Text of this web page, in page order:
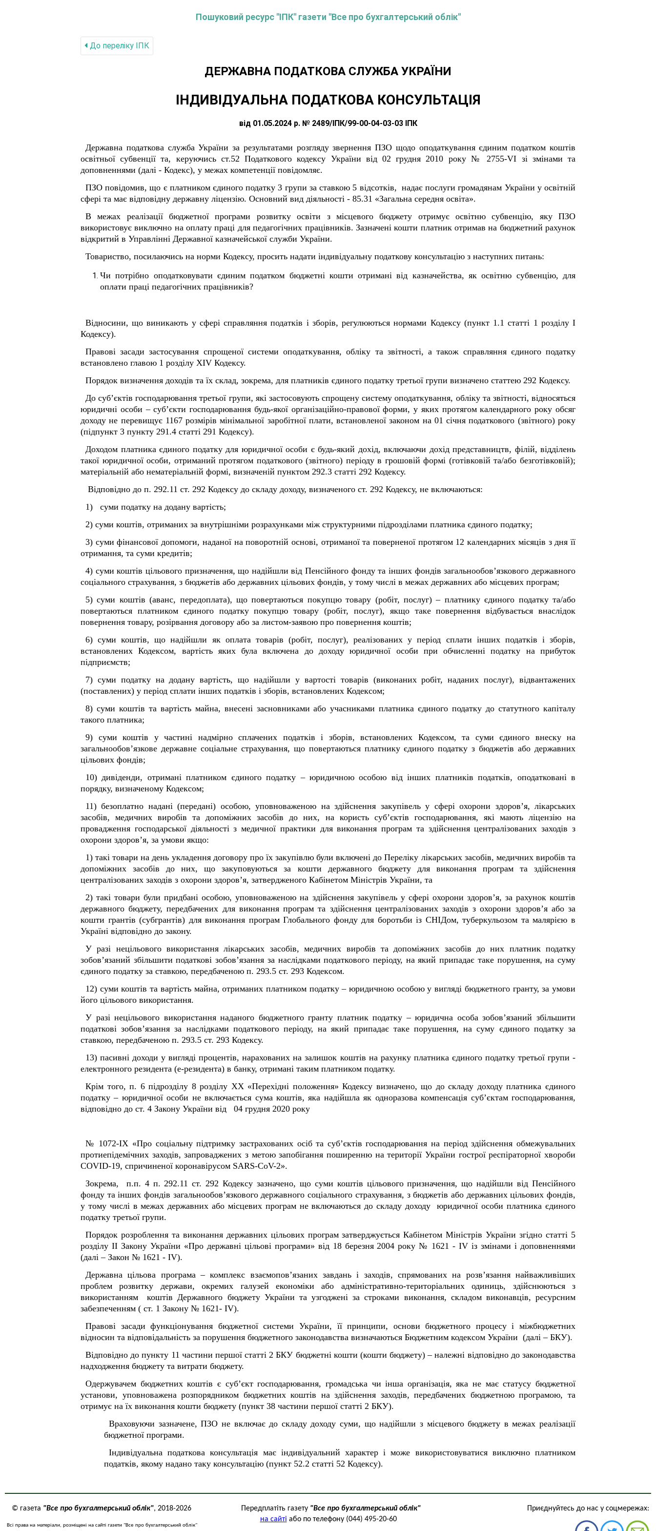
Пошуковий ресурс "ІПК" газети "Все про бухгалтерський облік"
До переліку IПК
ДЕРЖАВНА ПОДАТКОВА СЛУЖБА УКРАЇНИ
ІНДИВІДУАЛЬНА ПОДАТКОВА КОНСУЛЬТАЦІЯ
від 01.05.2024 р. № 2489/ІПК/99-00-04-03-03 ІПК
Державна податкова служба України за результатами розгляду звернення ПЗО щодо оподаткування єдиним податком коштів
освітньої субвенції та, керуючись ст.52 Податкового кодексу України від 02 грудня 2010 року № 2755-VI зі змінами та
доповненнями (далі - Кодекс), у межах компетенції повідомляє.
ПЗО повідомив, що є платником єдиного податку 3 групи за ставкою 5 відсотків, надає послуги громадянам України у освітній
сфері та має відповідну державну ліцензію. Основний вид діяльності - 85.31 «Загальна середня освіта».
В межах реалізації бюджетної програми розвитку освіти з місцевого бюджету отримує освітню субвенцію, яку ПЗО
використовує виключно на оплату праці для педагогічних працівників. Зазначені кошти платник отримав на бюджетний рахунок
відкритий в Управлінні Державної казначейської служби України.
Товариство, посилаючись на норми Кодексу, просить надати індивідуальну податкову консультацію з наступних питань:
Чи потрібно оподатковувати єдиним податком бюджетні кошти отримані від казначейства, як освітню субвенцію, для
оплати праці педагогічних працівників?
Відносини, що виникають у сфері справляння податків і зборів, регулюються нормами Кодексу (пункт 1.1 статті 1 розділу І
Кодексу).
Правові засади застосування спрощеної системи оподаткування, обліку та звітності, а також справляння єдиного податку
встановлено главою 1 розділу XIV Кодексу.
Порядок визначення доходів та їх склад, зокрема, для платників єдиного податку третьої групи визначено статтею 292 Кодексу.
До суб’єктів господарювання третьої групи, які застосовують спрощену систему оподаткування, обліку та звітності, відносяться
юридичні особи – суб’єкти господарювання будь-якої організаційно-правової форми, у яких протягом календарного року обсяг
доходу не перевищує 1167 розмірів мінімальної заробітної плати, встановленої законом на 01 січня податкового (звітного) року
(підпункт 3 пункту 291.4 статті 291 Кодексу).
Доходом платника єдиного податку для юридичної особи є будь-який дохід, включаючи дохід представництв, філій, відділень
такої юридичної особи, отриманий протягом податкового (звітного) періоду в грошовій формі (готівковій та/або безготівковій);
матеріальній або нематеріальній формі, визначеній пунктом 292.3 статті 292 Кодексу.
Відповідно до п. 292.11 ст. 292 Кодексу до складу доходу, визначеного ст. 292 Кодексу, не включаються:
1) суми податку на додану вартість;
2) суми коштів, отриманих за внутрішніми розрахунками між структурними підрозділами платника єдиного податку;
3) суми фінансової допомоги, наданої на поворотній основі, отриманої та поверненої протягом 12 календарних місяців з дня її
отримання, та суми кредитів;
4) суми коштів цільового призначення, що надійшли від Пенсійного фонду та інших фондів загальнообов’язкового державного
соціального страхування, з бюджетів або державних цільових фондів, у тому числі в межах державних або місцевих програм;
5) суми коштів (аванс, передоплата), що повертаються покупцю товару (робіт, послуг) – платнику єдиного податку та/або
повертаються платником єдиного податку покупцю товару (робіт, послуг), якщо таке повернення відбувається внаслідок
повернення товару, розірвання договору або за листом-заявою про повернення коштів;
6) суми коштів, що надійшли як оплата товарів (робіт, послуг), реалізованих у період сплати інших податків і зборів,
встановлених Кодексом, вартість яких була включена до доходу юридичної особи при обчисленні податку на прибуток
підприємств;
7) суми податку на додану вартість, що надійшли у вартості товарів (виконаних робіт, наданих послуг), відвантажених
(поставлених) у період сплати інших податків і зборів, встановлених Кодексом;
8) суми коштів та вартість майна, внесені засновниками або учасниками платника єдиного податку до статутного капіталу
такого платника;
9) суми коштів у частині надмірно сплачених податків і зборів, встановлених Кодексом, та суми єдиного внеску на
загальнообов’язкове державне соціальне страхування, що повертаються платнику єдиного податку з бюджетів або державних
цільових фондів;
10) дивіденди, отримані платником єдиного податку – юридичною особою від інших платників податків, оподатковані в
порядку, визначеному Кодексом;
11) безоплатно надані (передані) особою, уповноваженою на здійснення закупівель у сфері охорони здоров’я, лікарських
засобів, медичних виробів та допоміжних засобів до них, на користь суб’єктів господарювання, які мають ліцензію на
провадження господарської діяльності з медичної практики для виконання програм та здійснення централізованих заходів з
охорони здоров’я, за умови якщо:
1) такі товари на день укладення договору про їх закупівлю були включені до Переліку лікарських засобів, медичних виробів та
допоміжних засобів до них, що закуповуються за кошти державного бюджету для виконання програм та здійснення
централізованих заходів з охорони здоров’я, затвердженого Кабінетом Міністрів України, та
2) такі товари були придбані особою, уповноваженою на здійснення закупівель у сфері охорони здоров’я, за рахунок коштів
державного бюджету, передбачених для виконання програм та здійснення централізованих заходів з охорони здоров’я або за
кошти грантів (субгрантів) для виконання програм Глобального фонду для боротьби із СНІДом, туберкульозом та малярією в
Україні відповідно до закону.
У разі нецільового використання лікарських засобів, медичних виробів та допоміжних засобів до них платник податку
зобов’язаний збільшити податкові зобов’язання за наслідками податкового періоду, на який припадає таке порушення, на суму
єдиного податку за ставкою, передбаченою п. 293.5 ст. 293 Кодексом.
12) суми коштів та вартість майна, отриманих платником податку – юридичною особою у вигляді бюджетного гранту, за умови
його цільового використання.
У разі нецільового використання наданого бюджетного гранту платник податку – юридична особа зобов’язаний збільшити
податкові зобов’язання за наслідками податкового періоду, на який припадає таке порушення, на суму єдиного податку за
ставкою, передбаченою п. 293.5 ст. 293 Кодексу.
13) пасивні доходи у вигляді процентів, нарахованих на залишок коштів на рахунку платника єдиного податку третьої групи -
електронного резидента (е-резидента) в банку, отримані таким платником податку.
Крім того, п. 6 підрозділу 8 розділу XX «Перехідні положення» Кодексу визначено, що до складу доходу платника єдиного
податку – юридичної особи не включається сума коштів, яка надійшла як одноразова компенсація суб’єктам господарювання,
відповідно до ст. 4 Закону України від 04 грудня 2020 року
№ 1072-IX «Про соціальну підтримку застрахованих осіб та суб’єктів господарювання на період здійснення обмежувальних
протиепідемічних заходів, запроваджених з метою запобігання поширенню на території України гострої респіраторної хвороби
COVID-19, спричиненої коронавірусом SARS-CoV-2».
Зокрема, п.п. 4 п. 292.11 ст. 292 Кодексу зазначено, що суми коштів цільового призначення, що надійшли від Пенсійного
фонду та інших фондів загальнообов’язкового державного соціального страхування, з бюджетів або державних цільових фондів,
у тому числі в межах державних або місцевих програм не включаються до складу доходу юридичної особи платника єдиного
податку третьої групи.
Порядок розроблення та виконання державних цільових програм затверджується Кабінетом Міністрів України згідно статті 5
розділу ІІ Закону України «Про державні цільові програми» від 18 березня 2004 року № 1621 - IV із змінами і доповненнями
(далі – Закон № 1621 - IV).
Державна цільова програма – комплекс взаємопов’язаних завдань і заходів, спрямованих на розв’язання найважливіших
проблем розвитку держави, окремих галузей економіки або адміністративно-територіальних одиниць, здійснюються з
використанням коштів Державного бюджету України та узгоджені за строками виконання, складом виконавців, ресурсним
забезпеченням ( ст. 1 Закону № 1621- IV).
Правові засади функціонування бюджетної системи України, її принципи, основи бюджетного процесу і міжбюджетних
відносин та відповідальність за порушення бюджетного законодавства визначаються Бюджетним кодексом України (далі – БКУ).
Відповідно до пункту 11 частини першої статті 2 БКУ бюджетні кошти (кошти бюджету) – належні відповідно до законодавства
надходження бюджету та витрати бюджету.
Одержувачем бюджетних коштів є суб’єкт господарювання, громадська чи інша організація, яка не має статусу бюджетної
установи, уповноважена розпорядником бюджетних коштів на здійснення заходів, передбачених бюджетною програмою, та
отримує на їх виконання кошти бюджету (пункт 38 частини першої статті 2 БКУ).
Враховуючи зазначене, ПЗО не включає до складу доходу суми, що надійшли з місцевого бюджету в межах реалізації
бюджетної програми.
Індивідуальна податкова консультація має індивідуальний характер і може використовуватися виключно платником
податків, якому надано таку консультацію (пункт 52.2 статті 52 Кодексу).
© газета "Все про бухгалтерський облік", 2018-2026
Всі права на матеріали, розміщені на сайті газети "Все про бухгалтерський облік"
Передплатіть газету "Все про бухгалтерський облік"
на сайті або по телефону (044) 495-20-60
Приєднуйтесь до нас у соцмережах: